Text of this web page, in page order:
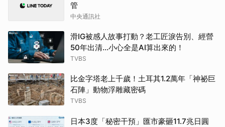
管
中央通訊社
滑IG被感人故事打動？老工匠淚告別、經營
50年出清…小心全是AI算出來的！
TVBS
比金字塔老上千歲！土耳其1.2萬年「神祕巨
石陣」動物浮雕藏密碼
TVBS
日本3度「秘密干預」匯市豪砸11.7兆日圓